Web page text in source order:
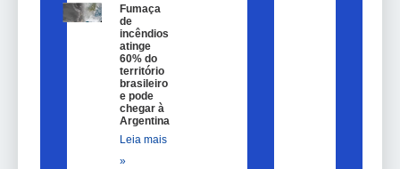
Fumaça
de
incêndios
atinge
60% do
território
brasileiro
e pode
chegar à
Argentina
Leia mais
»